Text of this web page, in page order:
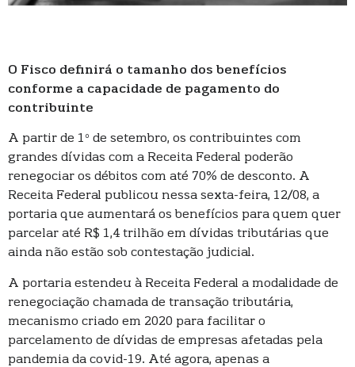
O Fisco definirá o tamanho dos benefícios
conforme a capacidade de pagamento do
contribuinte
A partir de 1º de setembro, os contribuintes com
grandes dívidas com a Receita Federal poderão
renegociar os débitos com até 70% de desconto. A
Receita Federal publicou nessa sexta-feira, 12/08, a
portaria que aumentará os benefícios para quem quer
parcelar até R$ 1,4 trilhão em dívidas tributárias que
ainda não estão sob contestação judicial.
A portaria estendeu à Receita Federal a modalidade de
renegociação chamada de transação tributária,
mecanismo criado em 2020 para facilitar o
parcelamento de dívidas de empresas afetadas pela
pandemia da covid-19. Até agora, apenas a